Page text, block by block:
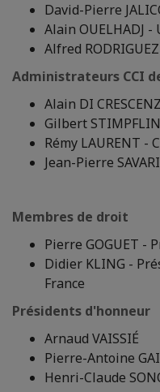
David-Pierre
Alain OUELHADJ
Alfred
Administrateurs CCI
Alain DI
Gilbert
Rémy LAURENT -
Jean-Pierre
Membres de droit
Pierre GOGUET -
Didier KLING -
France
Présidents d'honneur
Arnaud VAISSIÉ
Pierre-Antoine
Henri-Claude